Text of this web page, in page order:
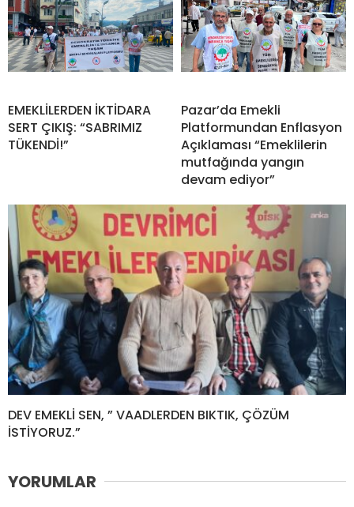
EMEKLİLERDEN İKTİDARA
SERT ÇIKIŞ: “SABRIMIZ
TÜKENDİ!”
Pazar’da Emekli
Platformundan Enflasyon
Açıklaması “Emeklilerin
mutfağında yangın
devam ediyor”
DEV EMEKLİ SEN, ” VAADLERDEN BIKTIK, ÇÖZÜM
İSTİYORUZ.”
YORUMLAR